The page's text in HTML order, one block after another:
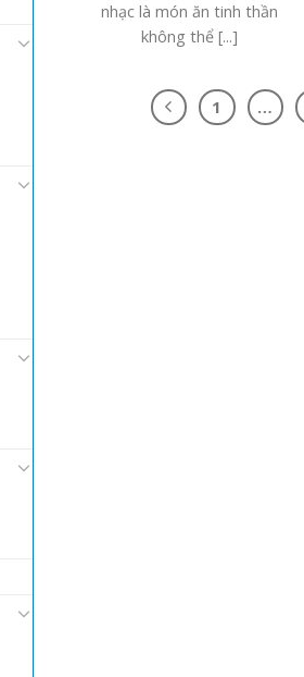
nhạc là món ăn tinh thần
không thể [...]
1 …